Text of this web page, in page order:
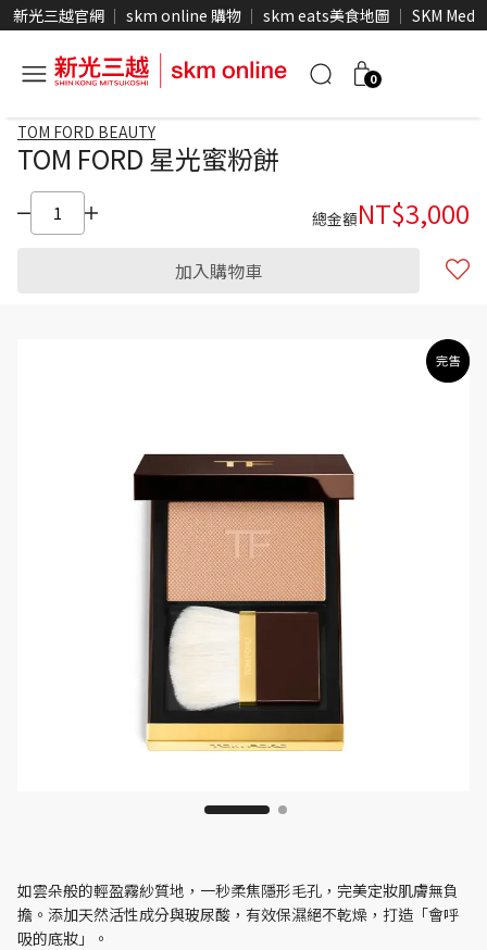
新光三越官網 skm online 購物 skm eats美食地圖 SKM Media
0
TOM FORD BEAUTY
TOM FORD 星光蜜粉餅
總金額NT$3,000
加入購物車
如雲朵般的輕盈霧紗質地，一秒柔焦隱形毛孔，完美定妝肌膚無負
擔。添加天然活性成分與玻尿酸，有效保濕絕不乾燥，打造「會呼
吸的底妝」。